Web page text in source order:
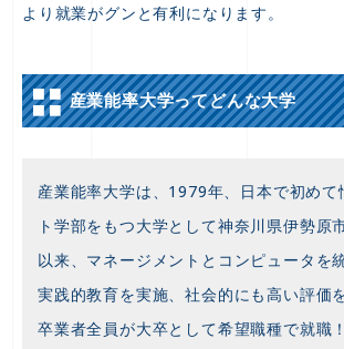
より就業がグンと有利になります。
産業能率大学ってどんな大学
産業能率大学は、1979年、日本で初めて
ト学部をもつ大学として神奈川県伊勢原
以来、マネージメントとコンピュータを
実践的教育を実施、社会的にも高い評価
卒業者全員が大卒として希望職種で就職！